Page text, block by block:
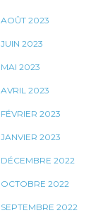
AOÛT 2023
JUIN 2023
MAI 2023
AVRIL 2023
FÉVRIER 2023
JANVIER 2023
DÉCEMBRE 2022
OCTOBRE 2022
SEPTEMBRE 2022